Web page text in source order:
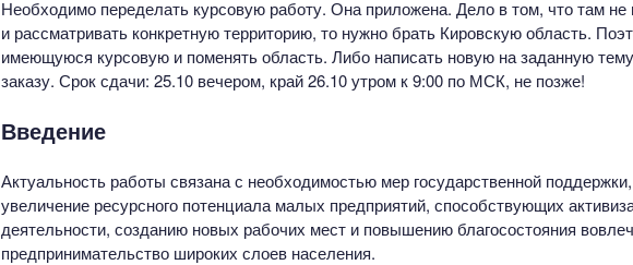
Необходимо переделать курсовую работу. Она приложена. Дело в том, что там
и рассматривать конкретную территорию, то нужно брать Кировскую область.
имеющуюся курсовую и поменять область. Либо написать новую на заданную
заказу. Срок сдачи: 25.10 вечером, край 26.10 утром к 9:00 по МСК, не позже!
Введение
Актуальность работы связана с необходимостью мер государственной
увеличение ресурсного потенциала малых предприятий, способствующих
деятельности, созданию новых рабочих мест и повышению благосостояния
предпринимательство широких слоев населения.